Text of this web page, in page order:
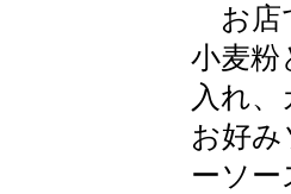
お店
小麦粉
入れ
お好
ーソ